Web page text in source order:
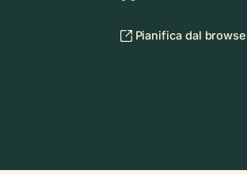
Pianifica dal